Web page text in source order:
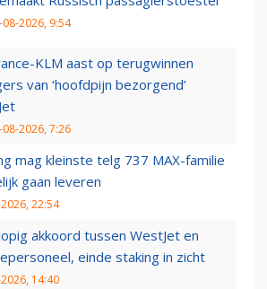
08-2026, 9:54
KLM aast op terugwinnen
van ‘hoofdpijn bezorgend’
08-2026, 7:26
mag kleinste telg 737 MAX-familie
gaan leveren
22:54
akkoord tussen WestJet en
einde staking in zicht
14:40